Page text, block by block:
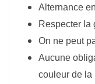
Alternance
Respecter la
On ne peut
Aucune
couleur de la